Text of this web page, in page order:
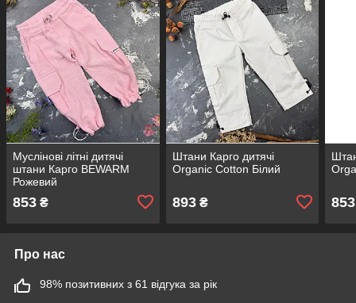
Муслінові літні дитячі
штани Карго BEWARM
Рожевий
853 ₴
Штани Карго дитячі
Organic Cotton Білий
893₴ 853
Про нас
98% позитивних з 61 відгука за рік